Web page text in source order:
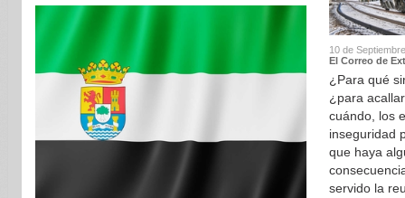
10 de
El Correo de
¿Para qué
¿para
cuándo, los
inseguridad
que haya
servido la